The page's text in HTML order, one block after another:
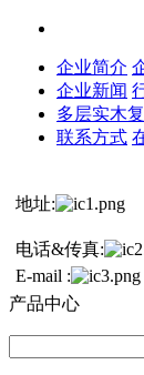
企业简介
企业新闻
多层实木
联系方式
地址:
电话&传真:
E-mail :
产品中心